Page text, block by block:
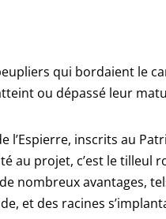
qui bordaient le
ou dépassé leur
l’Espierre, inscrits au
au projet, c’est le tilleul
nombreux avantages,
et des racines